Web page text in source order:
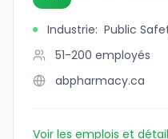
Industrie: Public
51-200 employés
abpharmacy.ca
Voir les emplois et